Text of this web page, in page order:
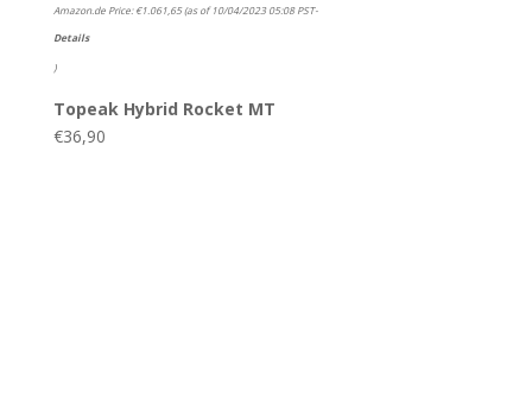
Amazon.de Price:€1.061,65(as of 10/04/2023 05:08 PST-
Details
)
Topeak Hybrid Rocket MT
€36,90